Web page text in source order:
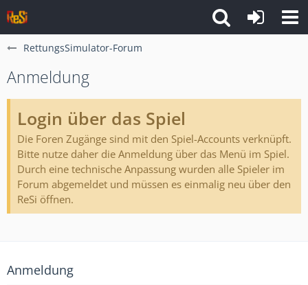
RettungsSimulator-Forum
Anmeldung
Login über das Spiel
Die Foren Zugänge sind mit den Spiel-Accounts verknüpft.
Bitte nutze daher die Anmeldung über das Menü im Spiel.
Durch eine technische Anpassung wurden alle Spieler im
Forum abgemeldet und müssen es einmalig neu über den
ReSi öffnen.
Anmeldung